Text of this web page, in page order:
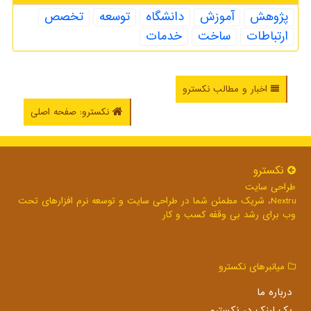
پژوهش آموزش دانشگاه توسعه
تخصص
ارتباطات
ساخت خدمات
اخبار و مطالب نکسترو
نکسترو: صفحه اصلی
نكسترو
طراحی سایت
Nextru، شریک مطمئن شما در طراحی سایت و توسعه نرم افزارهای تحت
وب برای رشد بی وقفه کسب و کار
میانبرهای نكسترو
درباره ما